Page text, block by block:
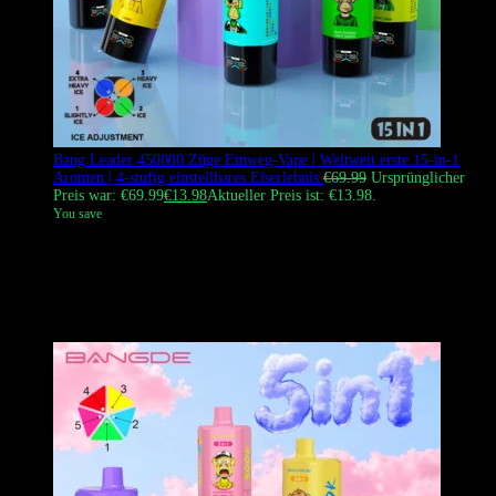
Bang Leader 450000 Züge Einweg-Vape | Weltweit erste 15-in-1
Aromen | 4-stufig einstellbares Eiserlebnis €69.99 Ursprünglicher
Preis war: €69.99€13.98Aktueller Preis ist: €13.98.
You save